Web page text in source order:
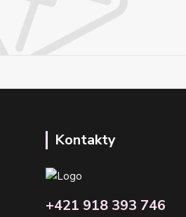
Kontakty
+421 918 393 746